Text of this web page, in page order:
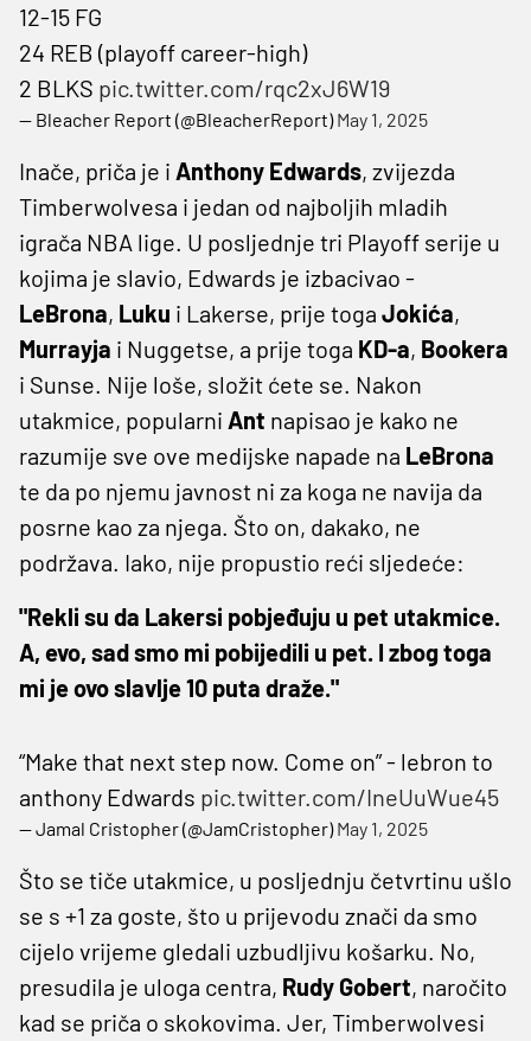
12-15 FG
24 REB (playoff career-high)
2 BLKS pic.twitter.com/rqc2xJ6W19
— Bleacher Report (@BleacherReport)May 1, 2025
Inače, priča je i Anthony Edwards, zvijezda
Timberwolvesa i jedan od najboljih mladih
igrača NBA lige. U posljednje tri Playoff serije u
kojima je slavio, Edwards je izbacivao -
LeBrona, Luku i Lakerse, prije toga Jokića,
Murrayja i Nuggetse, a prije toga KD-a, Bookera
i Sunse. Nije loše, složit ćete se. Nakon
utakmice, popularni Ant napisao je kako ne
razumije sve ove medijske napade na LeBrona
te da po njemu javnost ni za koga ne navija da
posrne kao za njega. Što on, dakako, ne
podržava. Iako, nije propustio reći sljedeće:
"Rekli su da Lakersi pobjeđuju u pet utakmice.
A, evo, sad smo mi pobijedili u pet. I zbog toga
mi je ovo slavlje 10 puta draže."
“Make that next step now. Come on” - lebron to
anthony Edwards pic.twitter.com/IneUuWue45
— Jamal Cristopher (@JamCristopher)May 1, 2025
Što se tiče utakmice, u posljednju četvrtinu ušlo
se s +1 za goste, što u prijevodu znači da smo
cijelo vrijeme gledali uzbudljivu košarku. No,
presudila je uloga centra, Rudy Gobert, naročito
kad se priča o skokovima. Jer, Timberwolvesi